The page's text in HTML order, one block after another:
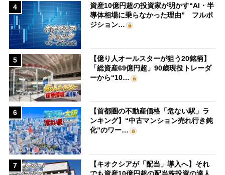
4
資産10億円超の投資家が明かす“AI・半
導体相場に乗らなかった理由” フルポ
ジション…
5
【億り人オールスターが狙う20銘柄】
「総資産69億円超」90歳現役トレーダ
ーから“10…
6
【首都圏の不動産価格「危ない駅」ラ
ンキング】“中古マンション売れ行き鈍
化”のワー…
7
【キオクシアが「配当」導入へ】それ